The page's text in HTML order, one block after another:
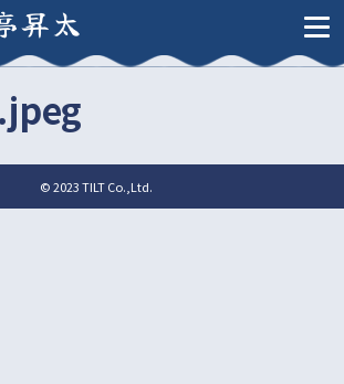
昇太
© 2023 TILT Co.,Ltd.